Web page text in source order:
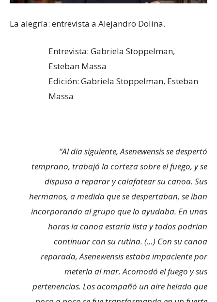
La alegría: entrevista a Alejandro Dolina.
Entrevista: Gabriela Stoppelman,
Esteban Massa
Edición: Gabriela Stoppelman, Esteban
Massa
“Al día siguiente, Asenewensis se despertó
temprano, trabajó la corteza sobre el fuego, y se
dispuso a reparar y calafatear su canoa. Sus
hermanos, a medida que se despertaban, se iban
incorporando al grupo que lo ayudaba. En unas
horas la canoa estaría lista y todos podrían
continuar con su rutina. (…) Con su canoa
reparada, Asenewensis estaba impaciente por
meterla al mar. Acomodó el fuego y sus
pertenencias. Los acompañó un aire helado que